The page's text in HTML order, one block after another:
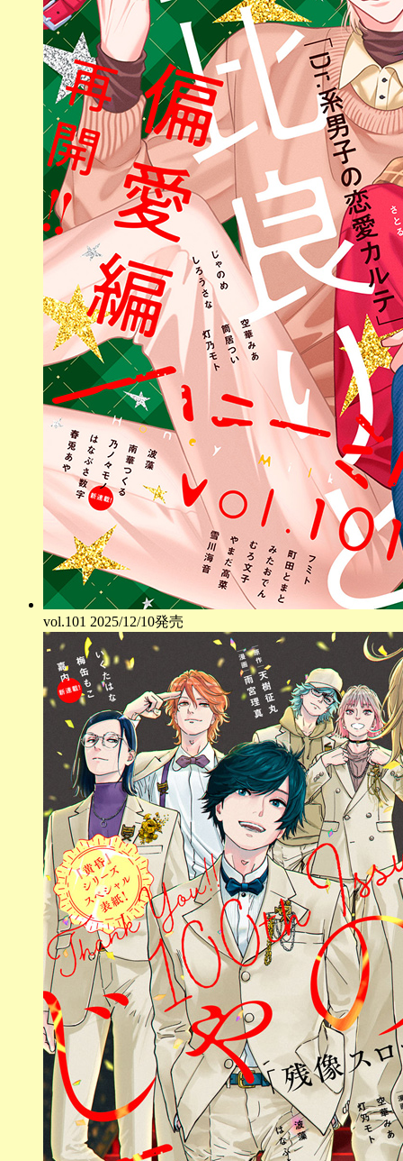
vol.101 2025/12/10発売